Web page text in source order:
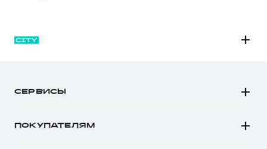
СЕРВИСЫ
ПОКУПАТЕЛЯМ